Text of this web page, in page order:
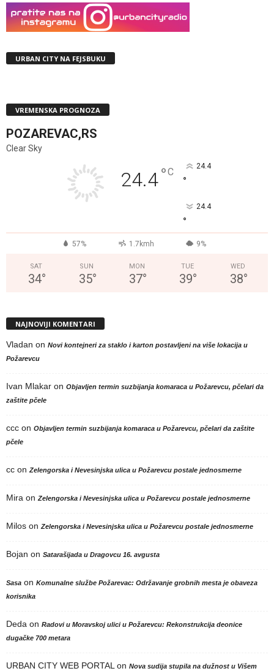
URBAN CITY NA FEJSBUKU
VREMENSKA PROGNOZA
POZAREVAC,RS
Clear Sky
24.4°C 24.4
°
24.4
°
57% 1.7kmh 9%
SAT
34°
SUN
35°
MON
37°
TUE
39°
WED
38°
NAJNOVIJI KOMENTARI
Vladan on Novi kontejneri za staklo i karton postavljeni na više lokacija u
Požarevcu
Ivan Mlakar on Objavljen termin suzbijanja komaraca u Požarevcu, pčelari da
zaštite pčele
ccc on Objavljen termin suzbijanja komaraca u Požarevcu, pčelari da zaštite
pčele
cc on Zelengorska i Nevesinjska ulica u Požarevcu postale jednosmerne
Mira on Zelengorska i Nevesinjska ulica u Požarevcu postale jednosmerne
Milos on Zelengorska i Nevesinjska ulica u Požarevcu postale jednosmerne
Bojan on Satarašijada u Dragovcu 16. avgusta
Sasa on Komunalne službe Požarevac: Održavanje grobnih mesta je obaveza
korisnika
Deda on Radovi u Moravskoj ulici u Požarevcu: Rekonstrukcija deonice
dugačke 700 metara
URBAN CITY WEB PORTAL on Nova sudija stupila na dužnost u Višem